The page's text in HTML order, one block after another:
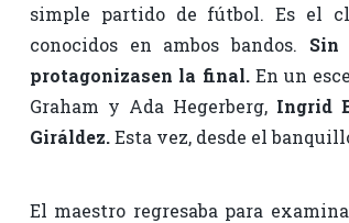
simple partido de fútbol. Es el
conocidos en ambos bandos. Sin
protagonizasen la final.En un
Graham y Ada Hegerberg, Ingrid
Giráldez.Esta vez, desde el
El maestro regresaba para